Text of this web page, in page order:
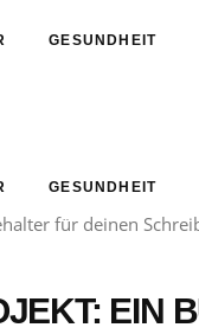
GESUNDHEIT
GESUNDHEIT
EIN